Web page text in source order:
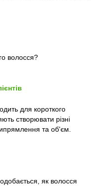
волосся?
для короткого
створювати різні
та об'єм.
як волосся